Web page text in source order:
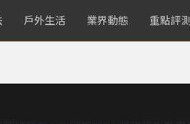
戶外生活 業界動態 重點評測